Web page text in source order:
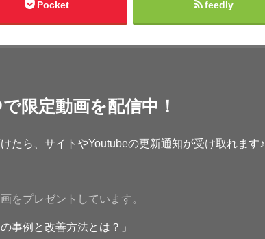
Pocket feedly
限定動画を配信中！
たら、サイトやYoutubeの更新通知が受け取れます♪
をプレゼントしています。
事例と改善方法とは？」